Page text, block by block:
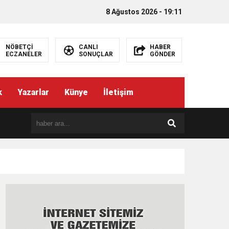
8 Ağustos 2026 - 19:11
NÖBETÇİ
ECZANELER
CANLI
SONUÇLAR
HABER
GÖNDER
Yazarlar Künye İletişim